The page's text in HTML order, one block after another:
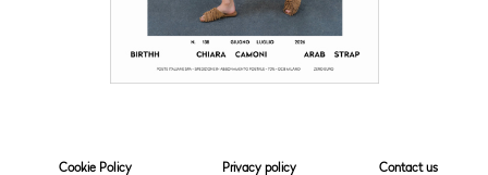
Cookie Policy Privacy policy Contact us